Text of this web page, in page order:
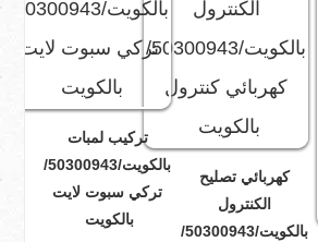
كهربائي تصليح
الكنترول
بالكويت/50300943/
تركيب لمبات
بالكويت/50300943/
تركي سبوت لايت
بالكويت